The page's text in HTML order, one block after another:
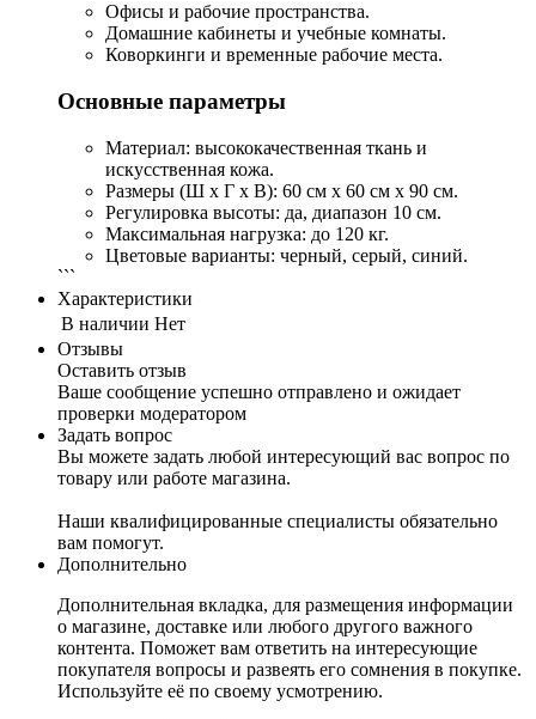
Офисы и рабочие пространства.
Домашние кабинеты и учебные комнаты.
Коворкинги и временные рабочие места.
Основные параметры
Материал: высококачественная ткань и
искусственная кожа.
Размеры (Ш х Г х В): 60 см х 60 см х 90 см.
Регулировка высоты: да, диапазон 10 см.
Максимальная нагрузка: до 120 кг.
Цветовые варианты: черный, серый, синий.
```
Характеристики
В наличии Нет
Отзывы
Оставить отзыв
Ваше сообщение успешно отправлено и ожидает
проверки модератором
Задать вопрос
Вы можете задать любой интересующий вас вопрос по
товару или работе магазина.
Наши квалифицированные специалисты обязательно
вам помогут.
Дополнительно
Дополнительная вкладка, для размещения информации
о магазине, доставке или любого другого важного
контента. Поможет вам ответить на интересующие
покупателя вопросы и развеять его сомнения в покупке.
Используйте её по своему усмотрению.